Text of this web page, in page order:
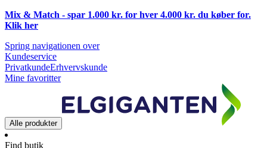
Mix & Match - spar 1.000 kr. for hver 4.000 kr. du køber for.
Klik her
Spring navigationen over
Kundeservice
PrivatkundeErhvervskunde
Mine favoritter
Alle produkter
Find butik